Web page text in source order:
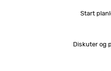
Start
Diskuter og